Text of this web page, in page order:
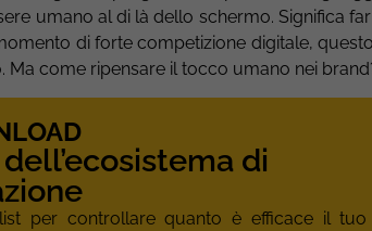
umano al di là dello schermo. Significa
di forte competizione digitale,
Ma come ripensare il tocco umano nei
di
per controllare quanto è efficace il tuo